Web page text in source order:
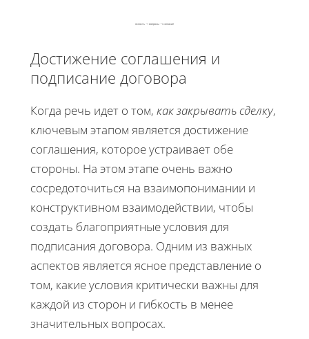
ясность → вопросы → согласие
Достижение соглашения и
подписание договора
Когда речь идет о том, как закрывать сделку,
ключевым этапом является достижение
соглашения, которое устраивает обе
стороны. На этом этапе очень важно
сосредоточиться на взаимопонимании и
конструктивном взаимодействии, чтобы
создать благоприятные условия для
подписания договора. Одним из важных
аспектов является ясное представление о
том, какие условия критически важны для
каждой из сторон и гибкость в менее
значительных вопросах.